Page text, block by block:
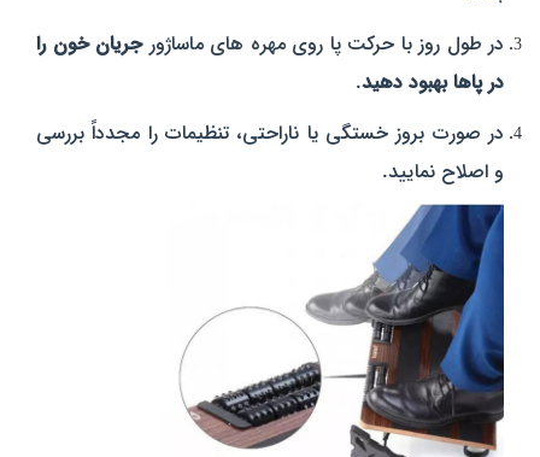
در طول روز با حرکت پا روی مهره‌ های ماساژورجریان خون را
در پاها بهبود دهید.
در صورت بروز خستگی یا ناراحتی، تنظیمات را مجدداً بررسی
و اصلاح نمایید.